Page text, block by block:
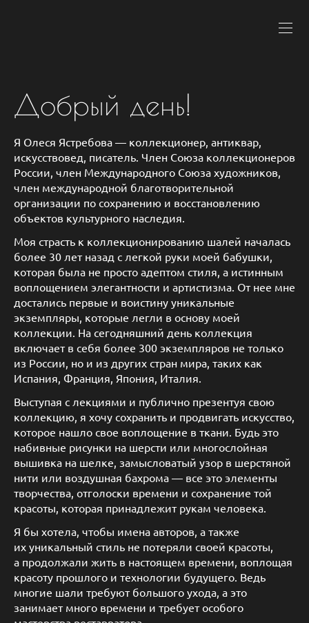
Добрый день!
Я Олеся Ястребова — коллекционер, антиквар,
искусствовед, писатель. Член Союза коллекционеров
России, член Международного Союза художников,
член международной благотворительной
организации по сохранению и восстановлению
объектов культурного наследия.
Моя страсть к коллекционированию шалей началась
более 30 лет назад с легкой руки моей бабушки,
которая была не просто адептом стиля, а истинным
воплощением элегантности и артистизма. От нее мне
достались первые и воистину уникальные
экземпляры, которые легли в основу моей
коллекции. На сегодняшний день коллекция
включает в себя более 300 экземпляров не только
из России, но и из других стран мира, таких как
Испания, Франция, Япония, Италия.
Выступая с лекциями и публично презентуя свою
коллекцию, я хочу сохранить и продвигать искусство,
которое нашло свое воплощение в ткани. Будь это
набивные рисунки на шерсти или многослойная
вышивка на шелке, замысловатый узор в шерстяной
нити или воздушная бахрома — все это элементы
творчества, отголоски времени и сохранение той
красоты, которая принадлежит рукам человека.
Я бы хотела, чтобы имена авторов, а также
их уникальный стиль не потеряли своей красоты,
а продолжали жить в настоящем времени, воплощая
красоту прошлого и технологии будущего. Ведь
многие шали требуют большого ухода, а это
занимает много времени и требует особого